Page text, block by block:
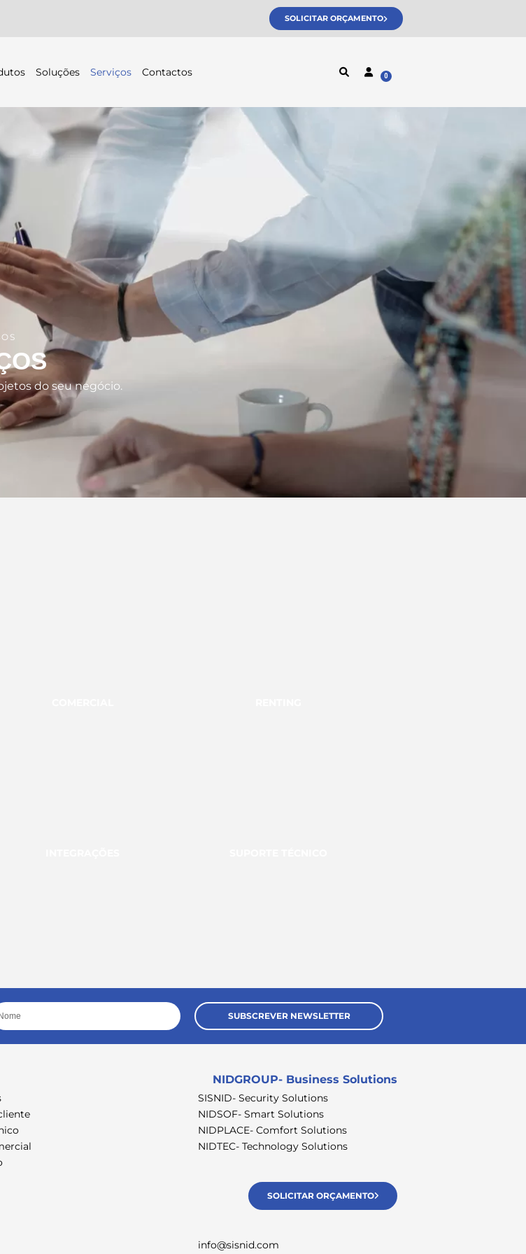
SOLICITAR ORÇAMENTO
Soluções Serviços Contactos
do seu negócio.
SUBSCREVER NEWSLETTER
NIDGROUP- Business Solutions
SISNID- Security Solutions
NIDSOF- Smart Solutions
NIDPLACE- Comfort Solutions
NIDTEC- Technology Solutions
SOLICITAR ORÇAMENTO
info@sisnid.com